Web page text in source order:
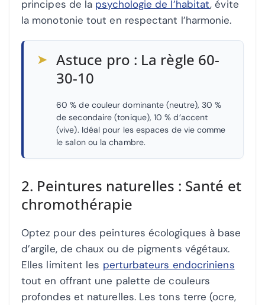
principes de la psychologie de l’habitat, évite
la monotonie tout en respectant l’harmonie.
➤ Astuce pro : La règle 60-
30-10
60 % de couleur dominante (neutre), 30 %
de secondaire (tonique), 10 % d’accent
(vive). Idéal pour les espaces de vie comme
le salon ou la chambre.
2. Peintures naturelles : Santé et
chromothérapie
Optez pour des peintures écologiques à base
d’argile, de chaux ou de pigments végétaux.
Elles limitent les perturbateurs endocriniens
tout en offrant une palette de couleurs
profondes et naturelles. Les tons terre (ocre,